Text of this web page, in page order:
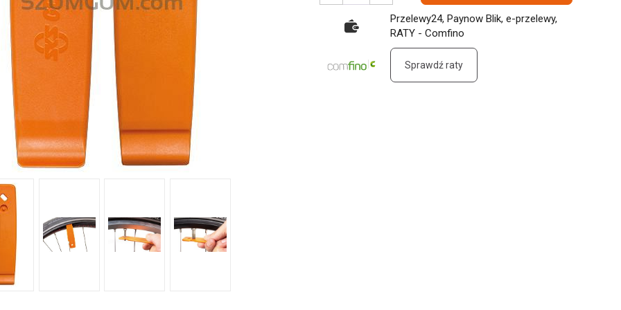
Przelewy24, Paynow Blik, e-przelewy,
RATY - Comfino
Sprawdź raty